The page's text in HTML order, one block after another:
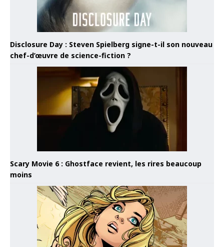
Disclosure Day : Steven Spielberg signe-t-il son nouveau
chef-d’œuvre de science-fiction ?
Scary Movie 6 : Ghostface revient, les rires beaucoup
moins